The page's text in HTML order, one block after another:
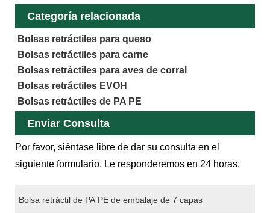
Categoría relacionada
Bolsas retráctiles para queso
Bolsas retráctiles para carne
Bolsas retráctiles para aves de corral
Bolsas retráctiles EVOH
Bolsas retráctiles de PA PE
Enviar Consulta
Por favor, siéntase libre de dar su consulta en el
siguiente formulario. Le responderemos en 24 horas.